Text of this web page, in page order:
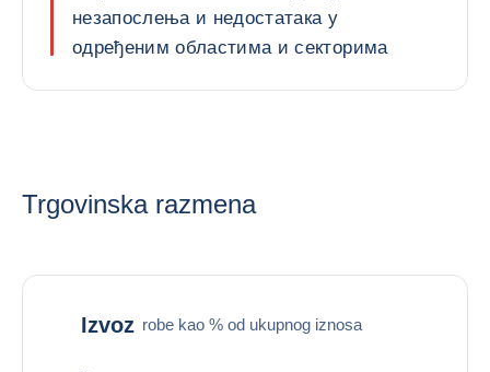
незапослења и недостатака у
одређеним областима и секторима
Trgovinska razmena
Izvoz robe kao % od ukupnog iznosa